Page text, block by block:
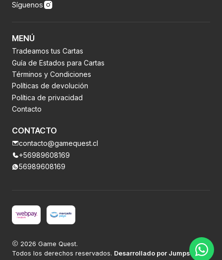
Síguenos
MENÚ
Tradeamos tus Cartas
Guía de Estados para Cartas
Términos y Condiciones
Políticas de devolución
Política de privacidad
Contacto
CONTACTO
contacto@gamequest.cl
+56989608169
56989608169
2026 Game Quest.
Todos los derechos reservados. Desarrollado por Jumpseller.